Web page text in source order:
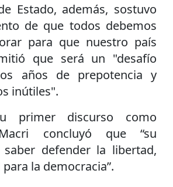
Estado, además, sostuvo
de que todos debemos
para que nuestro país
que será un "desafío
años de prepotencia y
inútiles".
primer discurso como
concluyó que “su
defender la libertad,
la democracia”.